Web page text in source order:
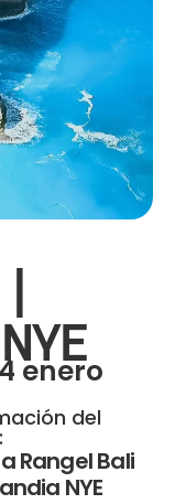
enero
del
Rangel Bali
NYE